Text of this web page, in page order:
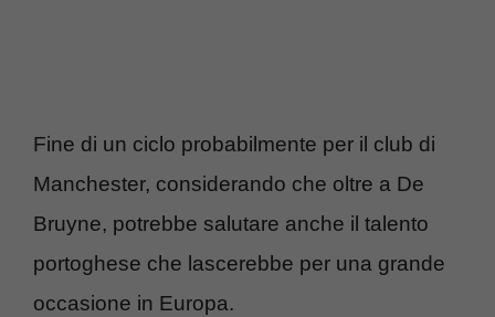
Fine di un ciclo probabilmente per il club di
Manchester, considerando che oltre a De
Bruyne, potrebbe salutare anche il talento
portoghese che lascerebbe per una grande
occasione in Europa.